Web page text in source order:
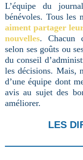
L’équipe du
bénévoles. Tous les
aiment partager
nouvelles. Chacun
selon ses goûts ou
du conseil
les décisions. Mais,
d’une équipe dont
avis au sujet des
améliorer.
LES